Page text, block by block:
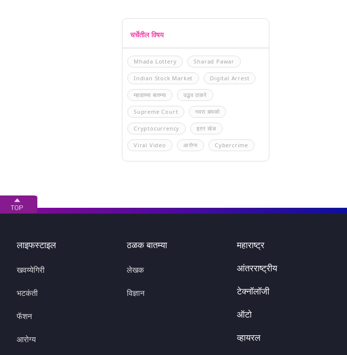
चर्चेतील विषय
Mhada Lottery Sharad Pawar
Indian Stock Market Digital Arrest
म्हाडाच्या बातम्या उद्धव ठाकरे
Supreme Court नवरा बायको
Cryptocurrency इतर खेळ
Viral Video आरोग्य Cybercrime
लाइफस्टाइल
खवय्येगिरी
भटकंती
फॅशन
आरोग्य
ठळक बातम्या
लेखक
विज्ञान
महाराष्ट्र
आंतरराष्ट्रीय
टेक्नॉलॉजी
ऑटो
व्हायरल